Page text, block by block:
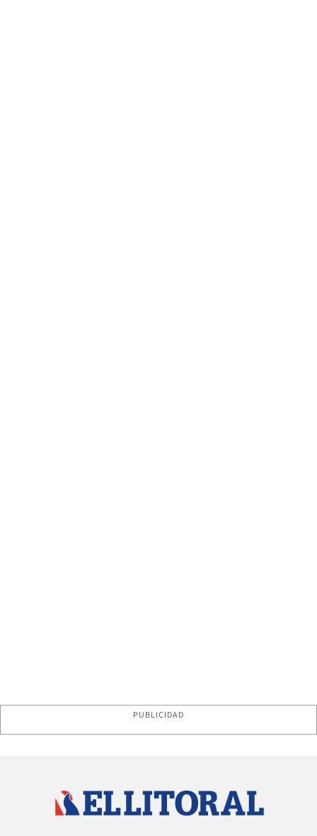
PUBLICIDAD